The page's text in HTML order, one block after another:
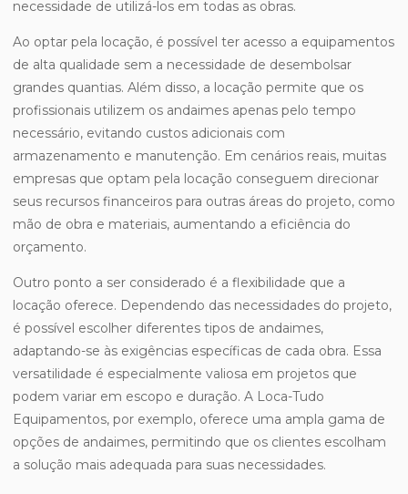
necessidade de utilizá-los em todas as obras.
Ao optar pela locação, é possível ter acesso a equipamentos
de alta qualidade sem a necessidade de desembolsar
grandes quantias. Além disso, a locação permite que os
profissionais utilizem os andaimes apenas pelo tempo
necessário, evitando custos adicionais com
armazenamento e manutenção. Em cenários reais, muitas
empresas que optam pela locação conseguem direcionar
seus recursos financeiros para outras áreas do projeto, como
mão de obra e materiais, aumentando a eficiência do
orçamento.
Outro ponto a ser considerado é a flexibilidade que a
locação oferece. Dependendo das necessidades do projeto,
é possível escolher diferentes tipos de andaimes,
adaptando-se às exigências específicas de cada obra. Essa
versatilidade é especialmente valiosa em projetos que
podem variar em escopo e duração. A Loca-Tudo
Equipamentos, por exemplo, oferece uma ampla gama de
opções de andaimes, permitindo que os clientes escolham
a solução mais adequada para suas necessidades.